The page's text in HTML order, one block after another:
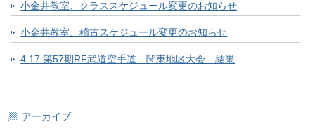
小金井教室、クラススケジュール変更のお知らせ
小金井教室、稽古スケジュール変更のお知らせ
4.17 第57期RF武道空手道 関東地区大会 結果
アーカイブ